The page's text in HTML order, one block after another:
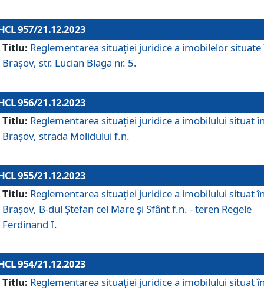
957/21.12.2023
Titlu: Reglementarea situației juridice a imobilelor situate
Brașov, str. Lucian Blaga nr. 5.
956/21.12.2023
Titlu: Reglementarea situației juridice a imobilului situat
Brașov, strada Molidului f.n.
955/21.12.2023
Titlu: Reglementarea situației juridice a imobilului situat
Brașov, B-dul Ștefan cel Mare și Sfânt f.n. - teren Regele
Ferdinand I.
954/21.12.2023
Titlu: Reglementarea situației juridice a imobilului situat